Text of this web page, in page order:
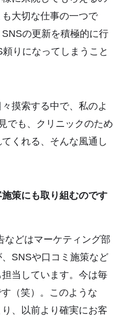
大切な仕事の一つで
の更新を積極的に行
りになってしまうこと
摸索する中で、私のよ
でも、クリニックのため
くれる、そんな風通し
策にも取り組むのです
などはマーケティング部
SNSや口コミ施策など
当しています。今は毎
（笑）。このような
、以前より確実にお客